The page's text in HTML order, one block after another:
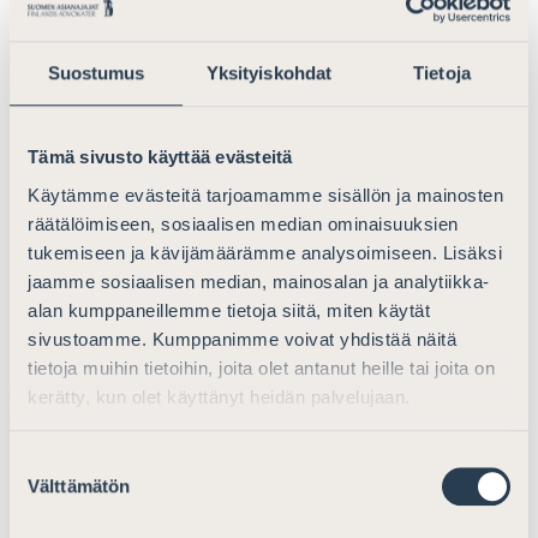
Suostumus Yksityiskohdat Tietoja
Tämä sivusto käyttää evästeitä
Käytämme evästeitä tarjoamamme sisällön ja mainosten
räätälöimiseen, sosiaalisen median ominaisuuksien
tukemiseen ja kävijämäärämme analysoimiseen. Lisäksi
jaamme sosiaalisen median, mainosalan ja analytiikka-
alan kumppaneillemme tietoja siitä, miten käytät
sivustoamme. Kumppanimme voivat yhdistää näitä
tietoja muihin tietoihin, joita olet antanut heille tai joita on
kerätty, kun olet käyttänyt heidän palvelujaan.
valinta
Välttämätön
palveluksien kohtuullinen arvo ei vaikuta velan
rajoitettu tai niiden luonne määrätty.
Mainitussa
lisäsopimuksessa rinnastetaan orjuuteen myös
sopimuksessa tarkemmin kuvatut pakkoavioliiton
muodot (c kohta), joihin kuuluvat tapaukset, joissa 1)
nainen, ilman että hänellä on oikeus kieltäytyä, luvataan
tai annetaan avioliittoon hänen vanhemmilleen,
holhoojalleen, perheelleen tai mille muulle henkilölle tai
henkilöryhmälle tahansa suoritettavaa raha- tai
luontaissuoritusta vastaan tai 2) naisen aviomiehellä,
tämän perheellä tai suvulla on oikeus luovuttaa hänet
kolmannelle vastikkeellisesti tai muulla tavalla tai 3)
Arviomuistion mukaan hallituksen esityksessä